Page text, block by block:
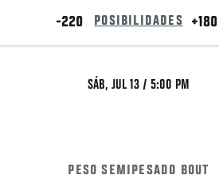
-220 POSIBILIDADES +180
SÁB, JUL 13 / 5:00 PM
PESO SEMIPESADO BOUT